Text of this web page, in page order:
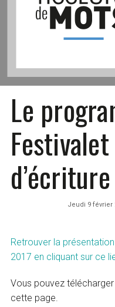
Le
Jeudi 9 février
Retrouver la
2017 en cliquant sur ce
Vous pouvez
cette page.